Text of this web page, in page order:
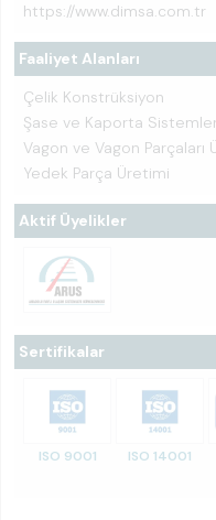
https://www.dimsa.com.tr
Faaliyet Alanları
Çelik Konstrüksiyon
Şase ve Kaporta
Vagon ve Vagon Parçaları
Yedek Parça Üretimi
Aktif Üyelikler
Sertifikalar
ISO 9001 ISO 14001